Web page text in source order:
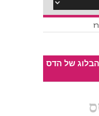
של הדס